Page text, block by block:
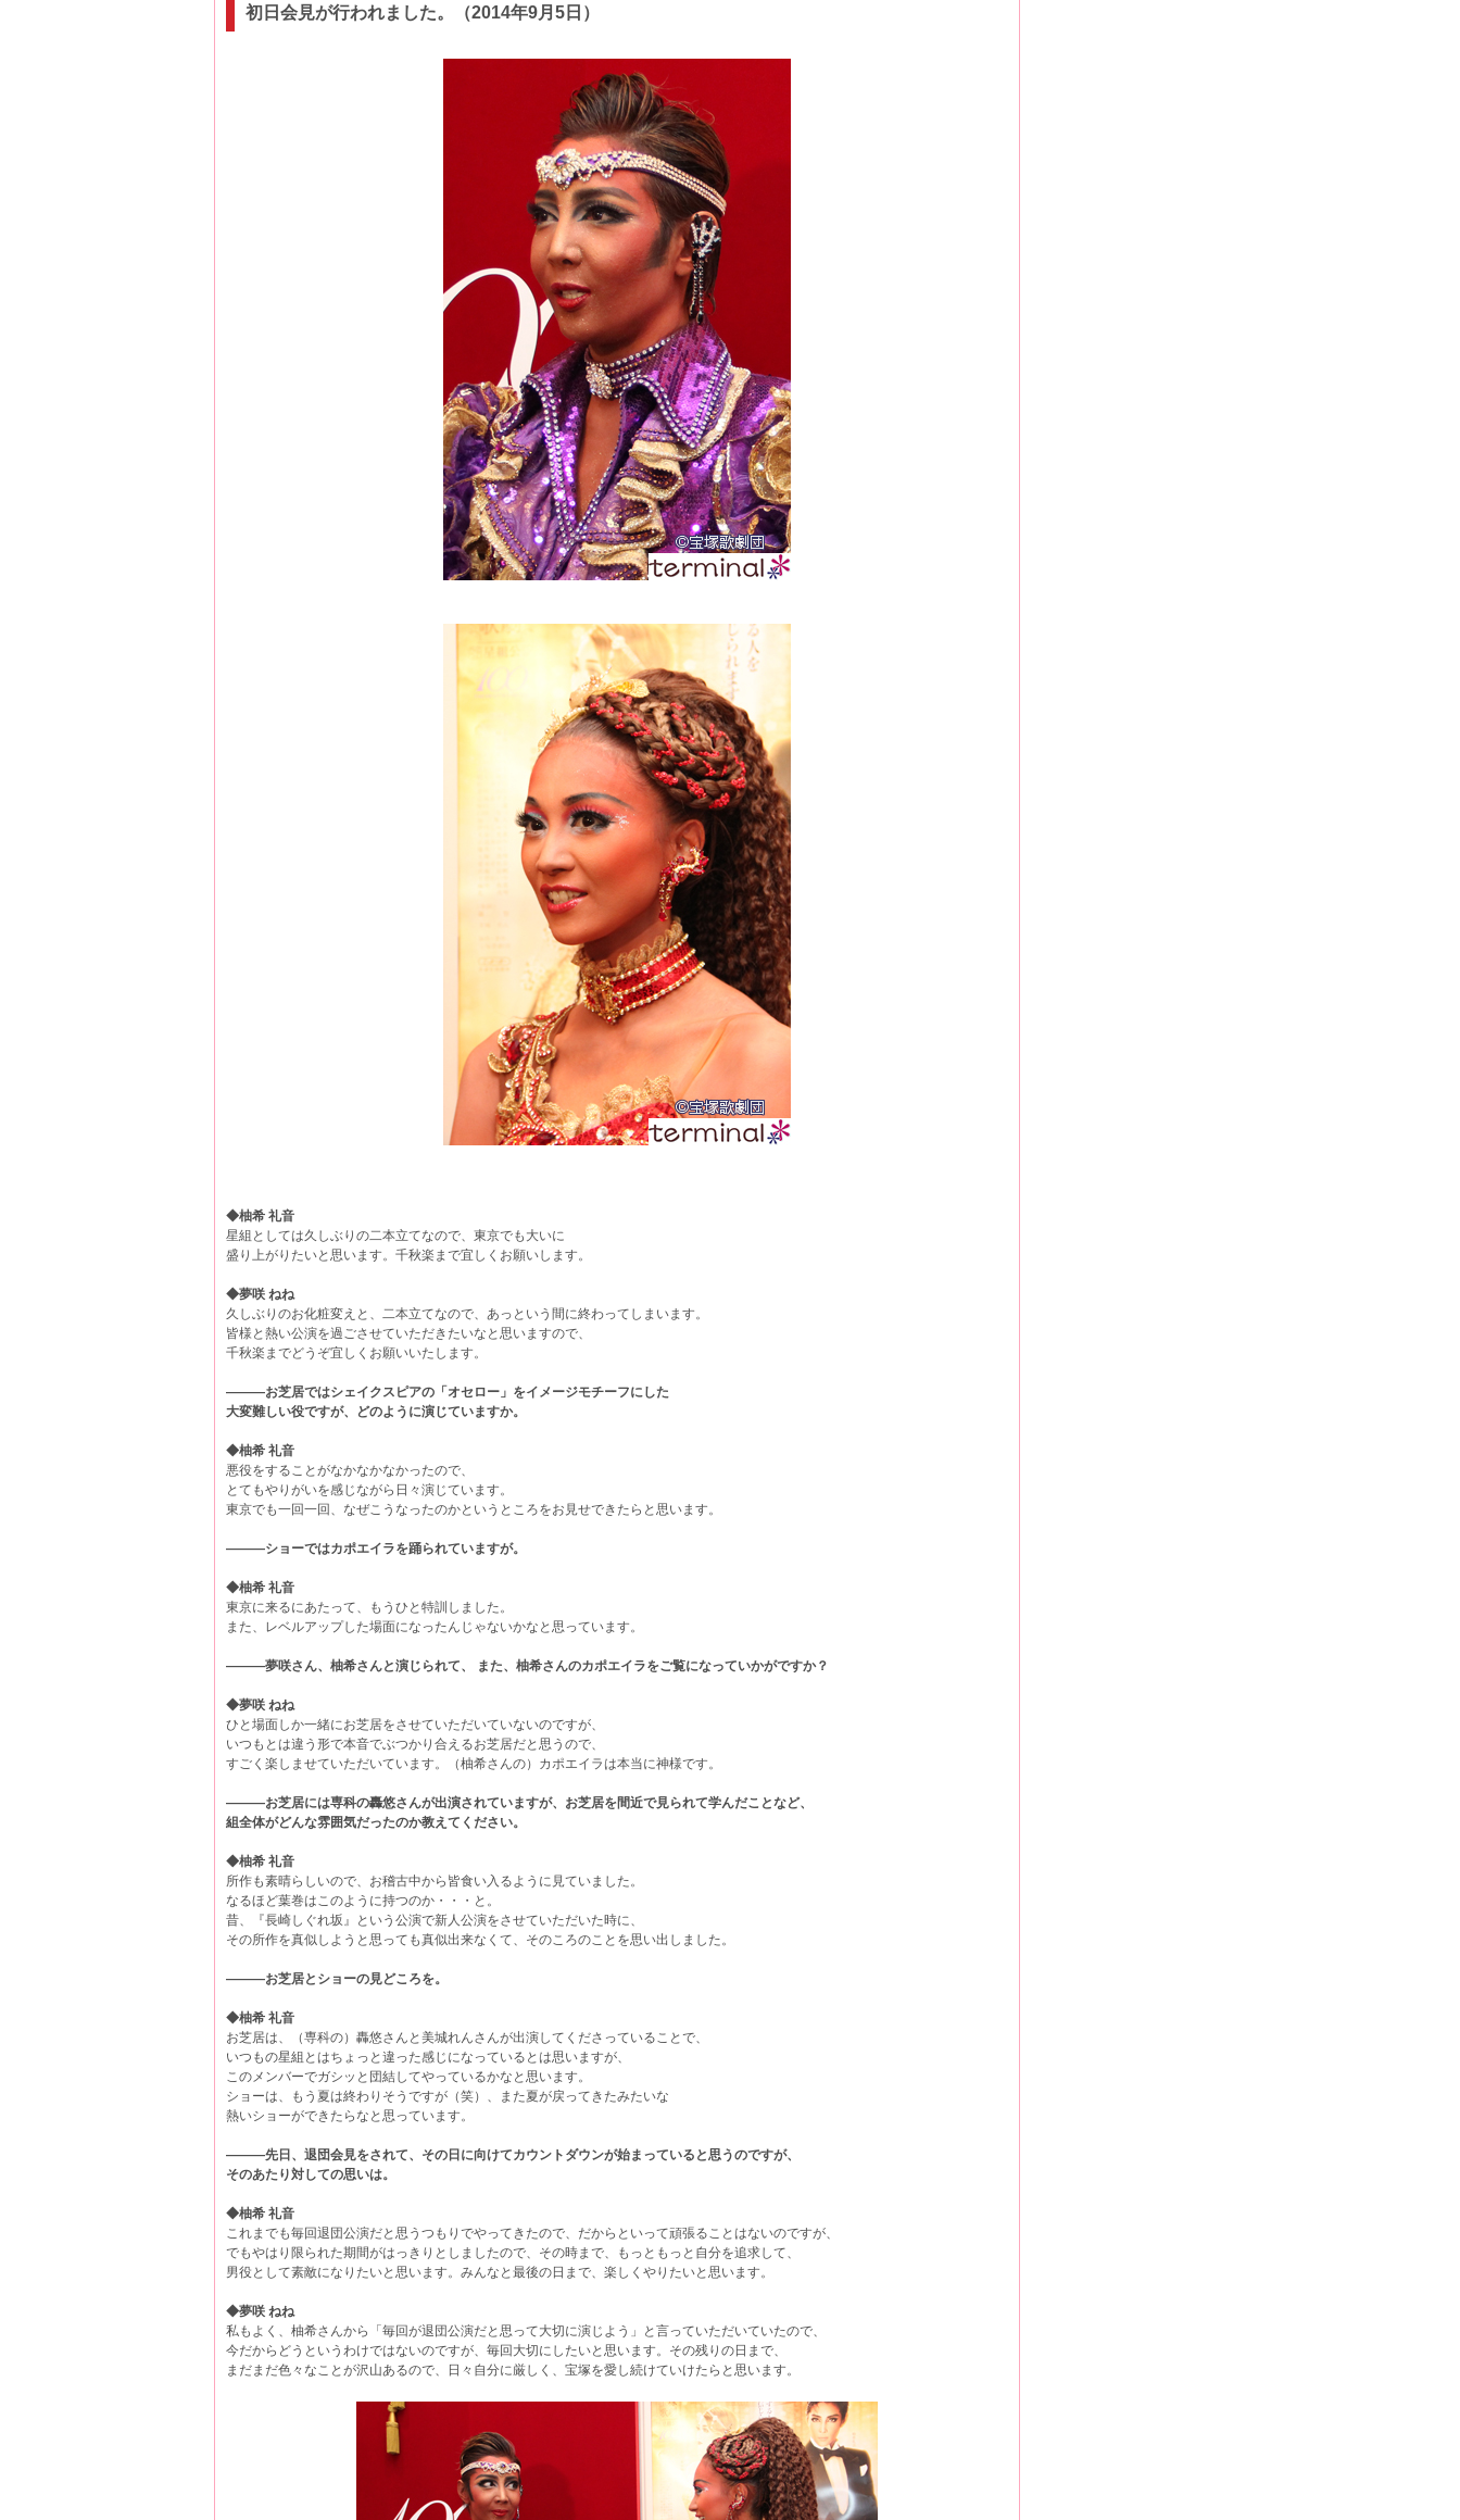
初日会見が行われました。（2014年9月5日）
◆柚希 礼音
星組としては久しぶりの二本立てなので、東京でも大いに
盛り上がりたいと思います。千秋楽まで宜しくお願いします。
◆夢咲 ねね
久しぶりのお化粧変えと、二本立てなので、あっという間に終わってしまいます。
皆様と熱い公演を過ごさせていただきたいなと思いますので、
千秋楽までどうぞ宜しくお願いいたします。
―――お芝居ではシェイクスピアの「オセロー」をイメージモチーフにした
大変難しい役ですが、どのように演じていますか。
◆柚希 礼音
悪役をすることがなかなかなかったので、
とてもやりがいを感じながら日々演じています。
東京でも一回一回、なぜこうなったのかというところをお見せできたらと思います。
―――ショーではカポエイラを踊られていますが。
◆柚希 礼音
東京に来るにあたって、もうひと特訓しました。
また、レベルアップした場面になったんじゃないかなと思っています。
―――夢咲さん、柚希さんと演じられて、 また、柚希さんのカポエイラをご覧になっていかがですか？
◆夢咲 ねね
ひと場面しか一緒にお芝居をさせていただいていないのですが、
いつもとは違う形で本音でぶつかり合えるお芝居だと思うので、
すごく楽しませていただいています。（柚希さんの）カポエイラは本当に神様です。
―――お芝居には専科の轟悠さんが出演されていますが、お芝居を間近で見られて学んだことなど、
組全体がどんな雰囲気だったのか教えてください。
◆柚希 礼音
所作も素晴らしいので、お稽古中から皆食い入るように見ていました。
なるほど葉巻はこのように持つのか・・・と。
昔、『長崎しぐれ坂』という公演で新人公演をさせていただいた時に、
その所作を真似しようと思っても真似出来なくて、そのころのことを思い出しました。
―――お芝居とショーの見どころを。
◆柚希 礼音
お芝居は、（専科の）轟悠さんと美城れんさんが出演してくださっていることで、
いつもの星組とはちょっと違った感じになっているとは思いますが、
このメンバーでガシッと団結してやっているかなと思います。
ショーは、もう夏は終わりそうですが（笑）、また夏が戻ってきたみたいな
熱いショーができたらなと思っています。
―――先日、退団会見をされて、その日に向けてカウントダウンが始まっていると思うのですが、
そのあたり対しての思いは。
◆柚希 礼音
これまでも毎回退団公演だと思うつもりでやってきたので、だからといって頑張ることはないのですが、
でもやはり限られた期間がはっきりとしましたので、その時まで、もっともっと自分を追求して、
男役として素敵になりたいと思います。みんなと最後の日まで、楽しくやりたいと思います。
◆夢咲 ねね
私もよく、柚希さんから「毎回が退団公演だと思って大切に演じよう」と言っていただいていたので、
今だからどうというわけではないのですが、毎回大切にしたいと思います。その残りの日まで、
まだまだ色々なことが沢山あるので、日々自分に厳しく、宝塚を愛し続けていけたらと思います。